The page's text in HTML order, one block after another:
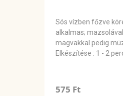
Sós vízben főzve
alkalmas;
magvakkal pedig
Elkészítése : 1 - 2
575 Ft